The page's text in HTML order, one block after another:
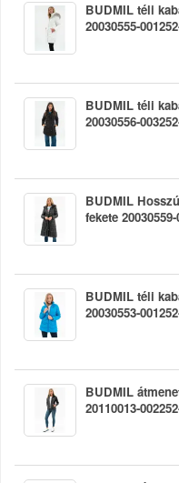
BUDMIL téli
20030555-
BUDMIL téli
20030556-
BUDMIL
fekete
BUDMIL téli
20030553-
BUDMIL
20110013-